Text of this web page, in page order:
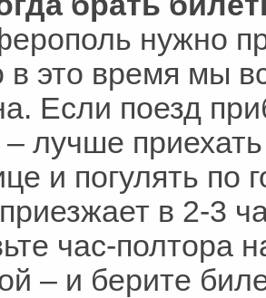
нужно
в это время мы
Если поезд
– лучше
и погулять
в 2-3
час-полтора
– и берите